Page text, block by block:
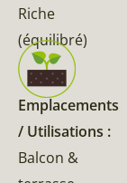
Riche
(équilibré)
Emplacements
/ Utilisations :
Balcon &